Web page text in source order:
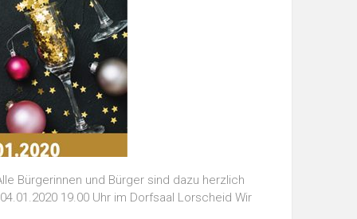
Bürgerinnen und Bürger sind dazu herzlich
19.00 Uhr im Dorfsaal Lorscheid Wir